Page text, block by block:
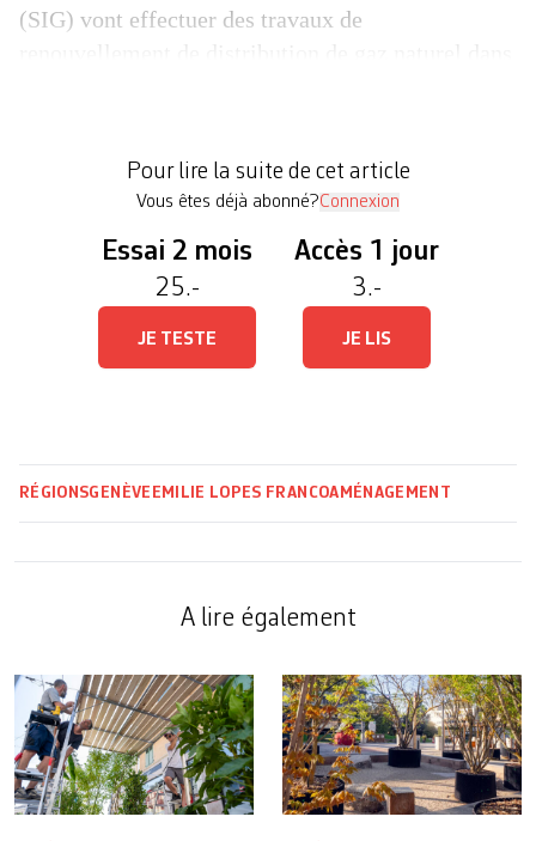
(SIG) vont effectuer des travaux de
en 2012 et […]
Pour lire la suite de cet article
Vous êtes déjà abonné?Connexion
Essai 2 mois
25.-
JE TESTE
Accès 1 jour
3.-
JE LIS
RÉGIONSGENÈVE EMILIE LOPES FRANCOAMÉNAGEMENT
A lire également